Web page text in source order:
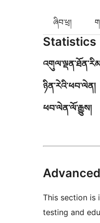
ཞིབ་ཕྲ།
Statistics
ཉིན་རེའི་ཕབ་ལེན།
ཕབ་ལེན་ལོ་རྒྱུས།
This section is
testing and